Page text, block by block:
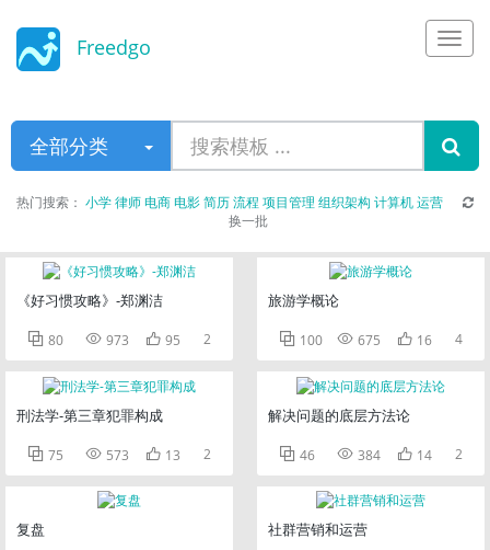
Freedgo
全部分类
热门搜索： 小学律师电商电影简历流程 项目管理 组织架构 计算机运营
换一批
《好习惯攻略》-郑渊洁
 80  973  95 2
刑法学-第三章犯罪构成
 75  573  13 2
复盘
旅游学概论
 100  675  16 4
解决问题的底层方法论
 46  384  14 2
社群营销和运营